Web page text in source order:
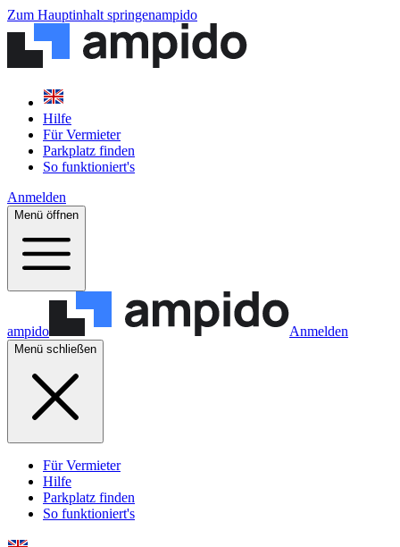
Zum Hauptinhalt springenampido
Hilfe
Für Vermieter
Parkplatz finden
So funktioniert's
Anmelden
Menü öffnen
ampido Anmelden
Menü schließen
Für Vermieter
Hilfe
Parkplatz finden
So funktioniert's